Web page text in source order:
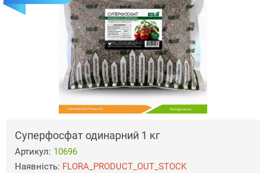
Суперфосфат одинарний 1 кг
Артикул: 10696
Наявність: FLORA_PRODUCT_OUT_STOCK